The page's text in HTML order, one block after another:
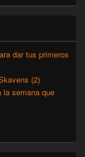
dar tus primeros
(2)
la semana que